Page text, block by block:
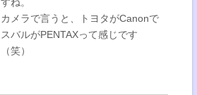
カメラで言うと、トヨタがCanonで
スバルがPENTAXって感じです
（笑）